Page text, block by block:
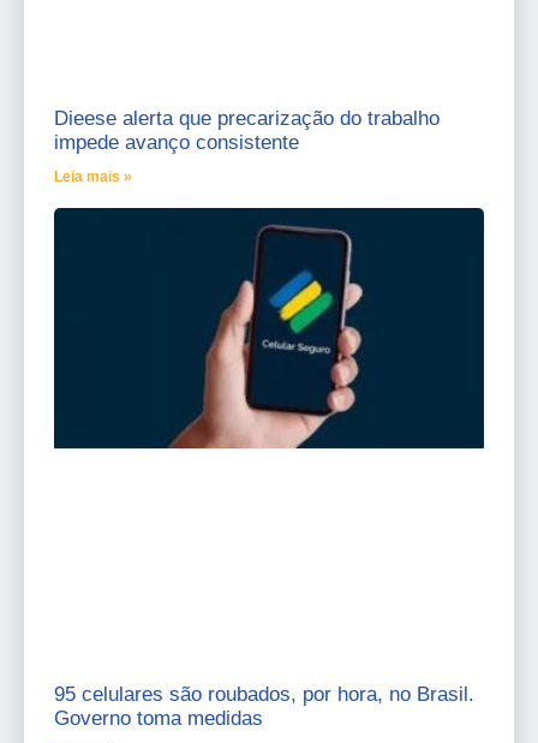
Dieese alerta que precarização do trabalho
impede avanço consistente
Leia mais »
95 celulares são roubados, por hora, no Brasil.
Governo toma medidas